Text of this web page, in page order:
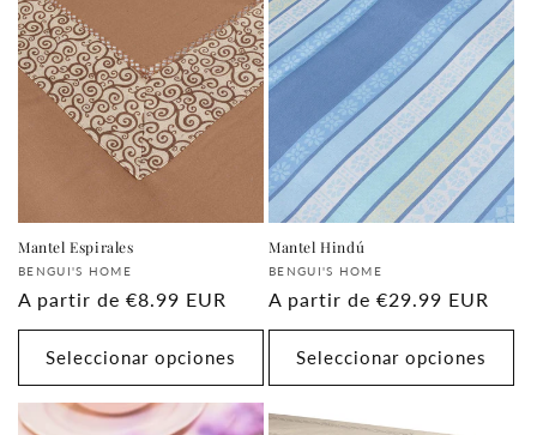
Mantel Espirales
Proveedor:
BENGUI'S HOME
Precio
habitual
A partir de €8.99 EUR
Seleccionar opciones
Mantel Hindú
Proveedor:
BENGUI'S HOME
Precio
habitual
A partir de €29.99 EUR
Seleccionar opciones